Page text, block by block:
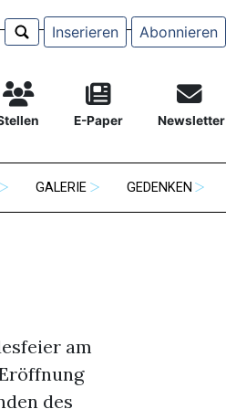
Inserieren Abonnieren
E-Paper Newsletter
GALERIE GEDENKEN
am
des